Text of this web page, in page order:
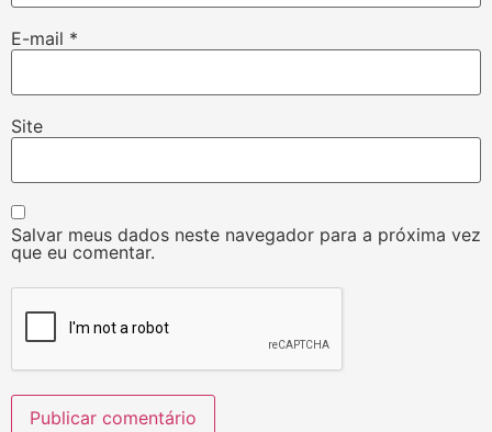
E-mail *
Site
Salvar meus dados neste navegador para a próxima vez
que eu comentar.